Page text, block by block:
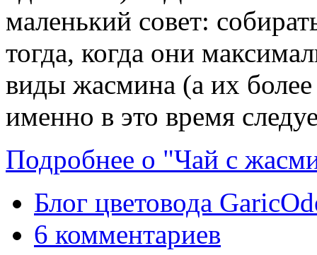
маленький совет:
тогда, когда они
виды жасмина (а их
именно в это время
Подробнее о "Чай с
Блог цветовода
6 комментариев